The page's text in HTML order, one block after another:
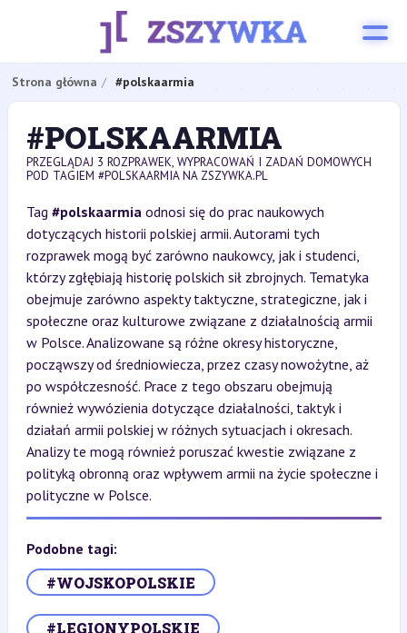
Strona główna #polskaarmia
#POLSKAARMIA
PRZEGLĄDAJ 3 ROZPRAWEK, WYPRACOWAŃ I ZADAŃ DOMOWYCH
POD TAGIEM #POLSKAARMIA NA ZSZYWKA.PL
Tag #polskaarmiaodnosi się do prac naukowych
dotyczących historii polskiej armii. Autorami tych
rozprawek mogą być zarówno naukowcy, jak i studenci,
którzy zgłębiają historię polskich sił zbrojnych. Tematyka
obejmuje zarówno aspekty taktyczne, strategiczne, jak i
społeczne oraz kulturowe związane z działalnością armii
w Polsce. Analizowane są różne okresy historyczne,
począwszy od średniowiecza, przez czasy nowożytne, aż
po współczesność. Prace z tego obszaru obejmują
również wywózienia dotyczące działalności, taktyk i
działań armii polskiej w różnych sytuacjach i okresach.
Analizy te mogą również poruszać kwestie związane z
polityką obronną oraz wpływem armii na życie społeczne i
polityczne w Polsce.
Podobne tagi:
#WOJSKOPOLSKIE
#LEGIONYPOLSKIE